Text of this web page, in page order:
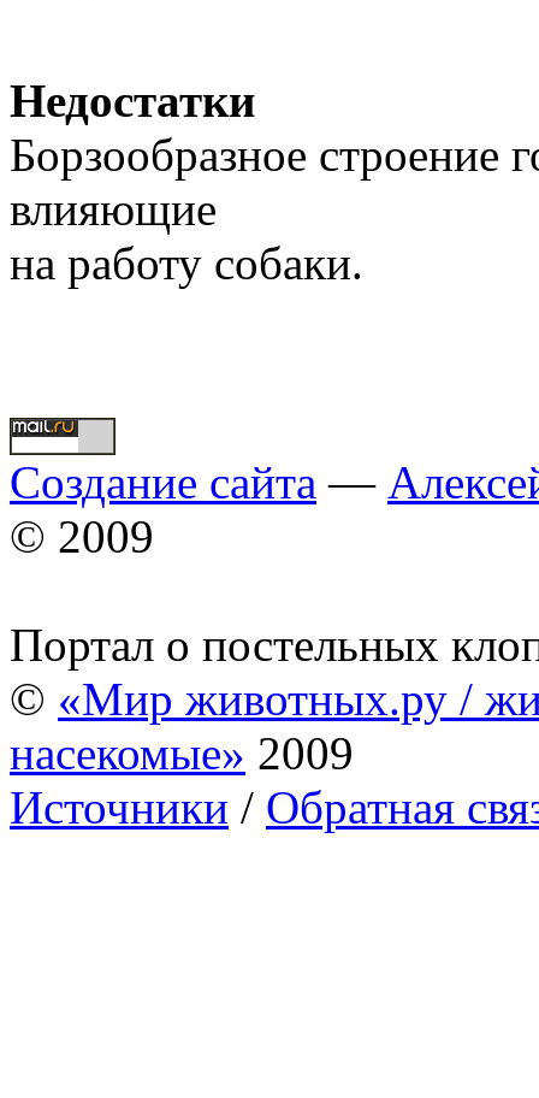
Недостатки
Борзообразное строение
влияющие
на работу собаки.
Создание сайта —
© 2009
Портал о постельных
© «Мир животных.ру /
насекомые» 2009
Источники / Обратная